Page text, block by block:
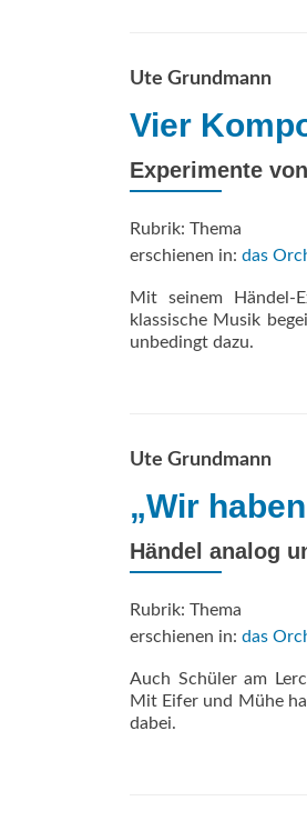
Ute Grundmann
Vier
Experimente
Rubrik: Thema
erschienen in: das
Mit seinem
klassische Musik
unbedingt dazu.
Ute Grundmann
„Wir
Händel analog
Rubrik: Thema
erschienen in: das
Auch Schüler am
Mit Eifer und Mühe
dabei.